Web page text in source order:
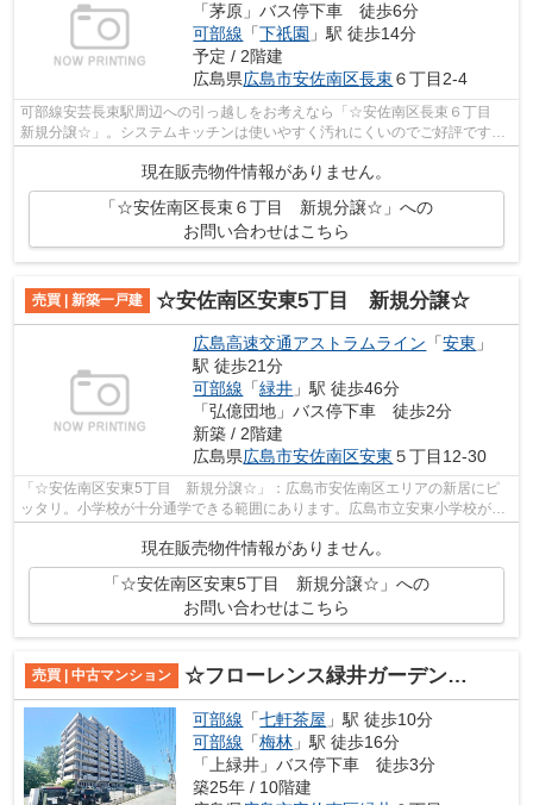
「茅原」バス停下車 徒歩6分
可部線 「下祇園 」駅 徒歩14分
予定 / 2階建
広島県広島市安佐南区長束６丁目2-4
可部線安芸長束駅周辺への引っ越しをお考えなら「☆安佐南区長束６丁目
新規分譲☆」。システムキッチンは使いやすく汚れにくいのでご好評です。
現在販売物件情報がありません。
「☆安佐南区長束６丁目 新規分譲☆」への
お問い合わせはこちら
売買 | 新築一戸建 ☆安佐南区安東5丁目 新規分譲☆
広島高速交通アストラムライン 「安東 」
駅 徒歩21分
可部線 「緑井 」駅 徒歩46分
「弘億団地」バス停下車 徒歩2分
新築 / 2階建
広島県広島市安佐南区安東 ５丁目12-30
「☆安佐南区安東5丁目 新規分譲☆」：広島市安佐南区エリアの新居にピ
ッタリ。小学校が十分通学できる範囲にあります。広島市立安東小学校が徒
歩26分です。来訪者を確認できる、TVイン...
現在販売物件情報がありません。
「☆安佐南区安東5丁目 新規分譲☆」への
お問い合わせはこちら
売買 | 中古マンション ☆フローレンス緑井ガーデンコート☆
可部線 「七軒茶屋 」駅 徒歩10分
可部線 「梅林 」駅 徒歩16分
「上緑井」バス停下車 徒歩3分
築25年 / 10階建